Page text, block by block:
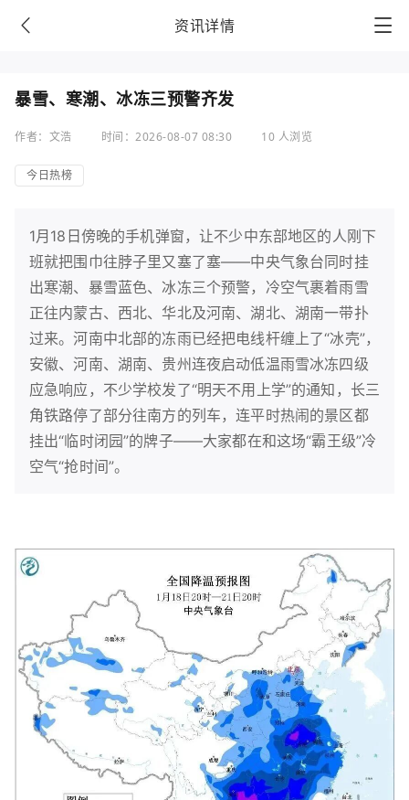
资讯详情
暴雪、寒潮、冰冻三预警齐发
作者：文浩 时间：2026-08-07 08:30 10 人浏览
今日热榜
1月18日傍晚的手机弹窗，让不少中东部地区的人刚下
班就把围巾往脖子里又塞了塞——中央气象台同时挂
出寒潮、暴雪蓝色、冰冻三个预警，冷空气裹着雨雪
正往内蒙古、西北、华北及河南、湖北、湖南一带扑
过来。河南中北部的冻雨已经把电线杆缠上了“冰壳”，
安徽、河南、湖南、贵州连夜启动低温雨雪冰冻四级
应急响应，不少学校发了“明天不用上学”的通知，长三
角铁路停了部分往南方的列车，连平时热闹的景区都
挂出“临时闭园”的牌子——大家都在和这场“霸王级”冷
空气“抢时间”。